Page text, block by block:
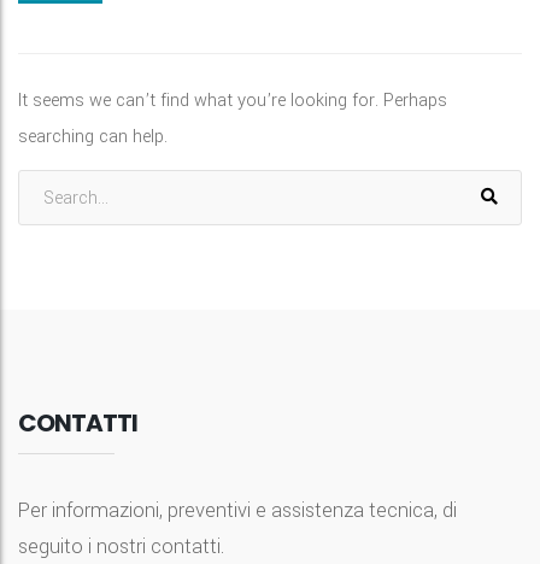
It seems we can’t find what you’re looking for. Perhaps
searching can help.
CONTATTI
Per informazioni, preventivi e assistenza tecnica, di
seguito i nostri contatti.